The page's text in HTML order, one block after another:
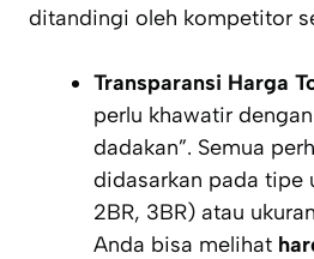
ditandingi oleh kompetitor
Transparansi Harga
perlu khawatir
dadakan”. Semua
didasarkan pada tipe
2BR, 3BR) atau
Anda bisa melihat